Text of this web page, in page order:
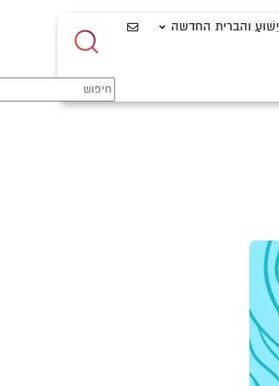
יֵשׁוּעַ והברית החדשה